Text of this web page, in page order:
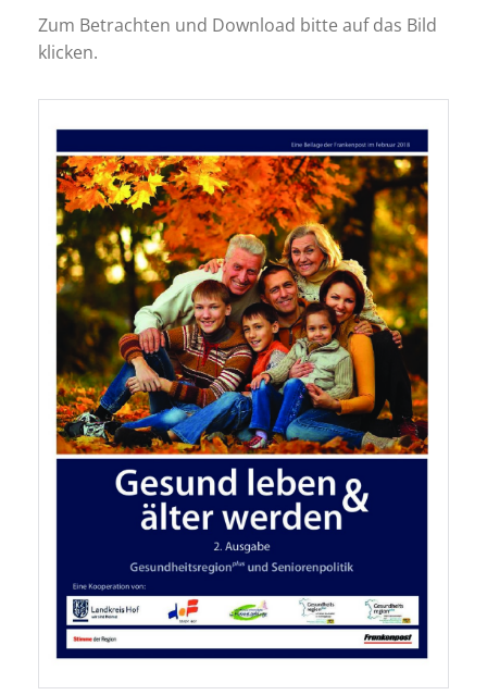
Zum Betrachten und Download bitte auf das Bild
klicken.